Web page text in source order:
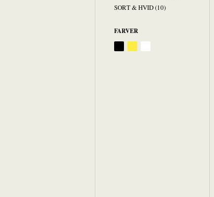
SORT & HVID (10)
FARVER